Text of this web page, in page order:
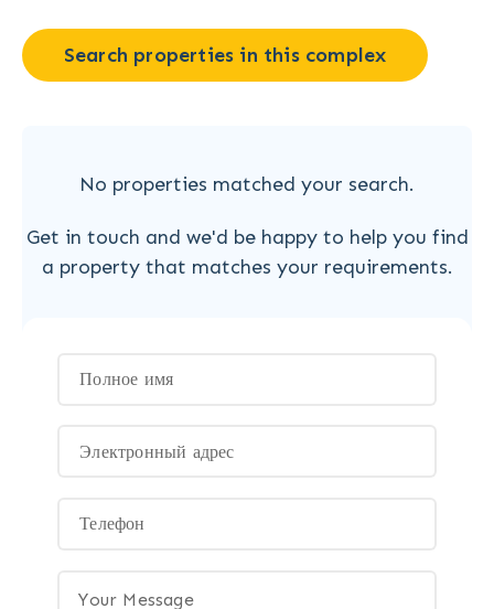
Search properties in this complex
No properties matched your search.
Get in touch and we'd be happy to help you find
a property that matches your requirements.